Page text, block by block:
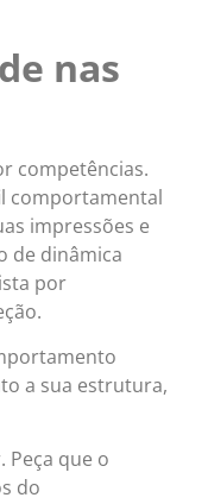
nas
competências.
comportamental
impressões e
de dinâmica
por
a sua estrutura,
Peça que o
do